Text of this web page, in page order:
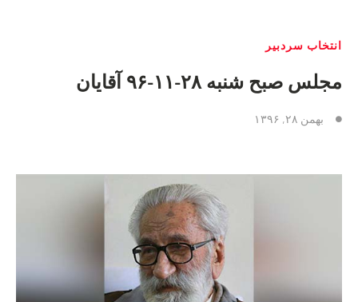
انتخاب سردبیر
مجلس صبح شنبه ۲۸-۱۱-۹۶ آقایان
بهمن ۲۸, ۱۳۹۶